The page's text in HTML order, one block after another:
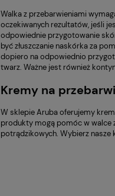
Walka z przebarwieniami
oczekiwanych rezultatów, jeśli
odpowiednie przygotowanie
być złuszczanie naskórka za
dopiero na odpowiednio
twarz. Ważne jest również
Kremy na
W sklepie Aruba oferujemy
produkty mogą pomóc w walce
potrądzikowych. Wybierz